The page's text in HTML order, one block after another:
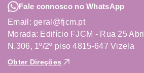
Fale connosco no WhatsApp
Email: geral@fjcm.pt
Morada: Edifício FJCM - Rua 25 Abril
N.306, 1º/2º piso 4815-647 Vizela
Obter Direções